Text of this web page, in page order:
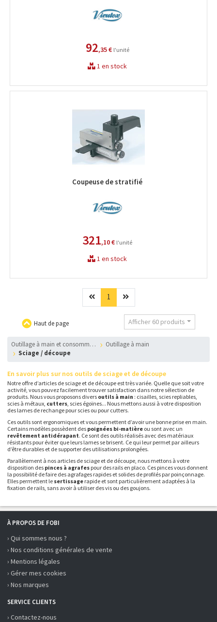
92,35 € l'unité
1 en stock
Coupeuse de stratifié
321,10 € l'unité
1 en stock
Précédent
1 (current)Suivant
Haut de page Afficher 60 produits
outillage à main et consommables
Outillage à main
Sciage / découpe
En savoir plus sur nos outils de sciage et de découpe
Notre offre d’articles de sciage et de découpe est très variée. Quelle que soit votre
activité, vous pouvez facilement trouver satisfaction dans notre sélection de
produits. Nous vous proposons divers outils à main : cisailles, scies repliables,
scies à métaux, cutters, scies égoïnes... Nous mettons aussi à votre disposition
des lames de rechange pour scies ou pour cutters.
Ces outils sont ergonomiques et vous permettent d’avoir une bonne prise en main.
Certains modèles possèdent des poignées bi-matière ou sont avec un
revêtement antidérapant. Ce sont des outils réalisés avec des matériaux
résistants pour éviter que leurs lames se brisent. Ce qui leur permet par ailleurs
d’être durables et de supporter des utilisations prolongées.
Parallèlement à nos articles de sciage et de découpe, nous mettons à votre
disposition des pinces à agrafes pour des rails en placo. Ces pinces vous donnent
la possibilité de faire des agrafages rapides et solides de profilés par poinçonnage.
Elles permettent le sertissage rapide et sont particulièrement adaptées à la
fixation de rails, sans avoir à utiliser des vis ou des goujons.
À PROPOS DE FOBI
› Qui sommes nous ?
› Nos conditions générales de vente
› Mentions légales
› Gérer mes cookies
› Nos marques
SERVICE CLIENTS
› Contactez-nous